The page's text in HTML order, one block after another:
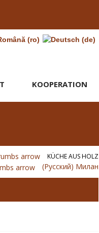
KOOPERATION
KÜCHE AUS HOLZ
(Русский) Милан